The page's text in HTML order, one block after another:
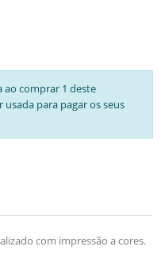
ao comprar 1 deste
para pagar os seus
com impressão a cores.